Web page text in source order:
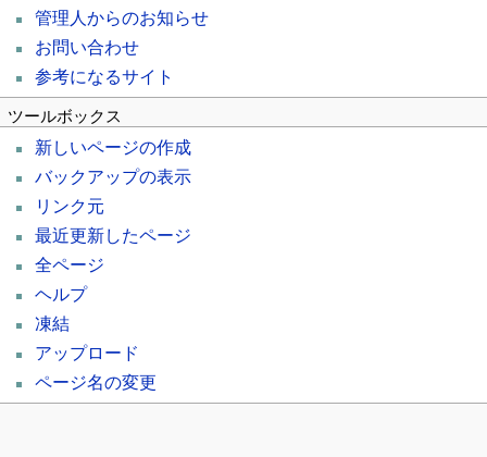
管理人からのお知らせ
お問い合わせ
参考になるサイト
ツールボックス
新しいページの作成
バックアップの表示
リンク元
最近更新したページ
全ページ
ヘルプ
凍結
アップロード
ページ名の変更